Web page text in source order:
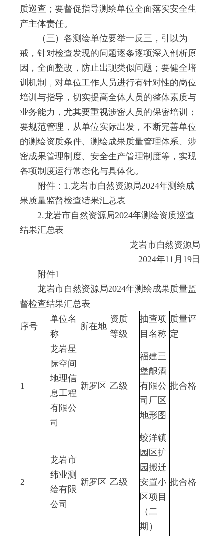
质巡查；要督促指导测绘单位全面落实安全生
产主体责任。
（三）各测绘单位要举一反三，引以为
戒，针对检查发现的问题逐条逐项深入剖析原
因，全面整改，防止出现类似问题；要健全培
训机制，对单位工作人员进行有针对性的岗位
培训与指导，切实提高全体人员的整体素质与
业务能力，尤其要重视涉密人员的保密培训；
要规范管理，从单位实际出发，不断完善单位
的测绘资质条件、测绘成果质量管理体系、涉
密成果管理制度、安全生产管理制度等，实现
各项制度运行常态化与具体化。
附件：1.龙岩市自然资源局2024年测绘成
果质量监督检查结果汇总表
2.龙岩市自然资源局2024年测绘资质巡查
结果汇总表
龙岩市自然资源局
2024年11月19日
附件1
龙岩市自然资源局2024年测绘成果质量监
督检查结果汇总表
序号
单位名
称
所在地
资质
等级
抽查项
目名称
质量评
定
1
龙岩星
际空间
地理信
息工程
有限公
司
新罗区 乙级
福建三
堡酿酒
有限公
司厂区
地形图
批合格
2
龙岩市
纬业测
绘有限
公司
新罗区 乙级
蛟洋镇
园区扩
园搬迁
安置小
区项目
（二
期）
批合格